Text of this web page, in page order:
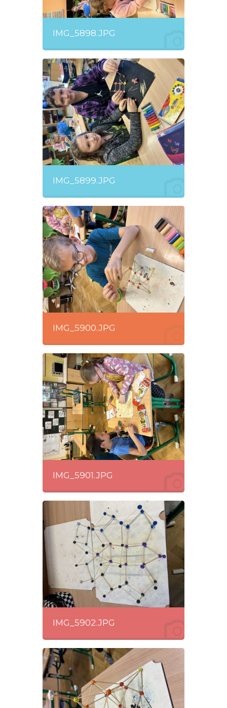
IMG_5898.JPG
IMG_5899.JPG
IMG_5900.JPG
IMG_5901.JPG
IMG_5902.JPG